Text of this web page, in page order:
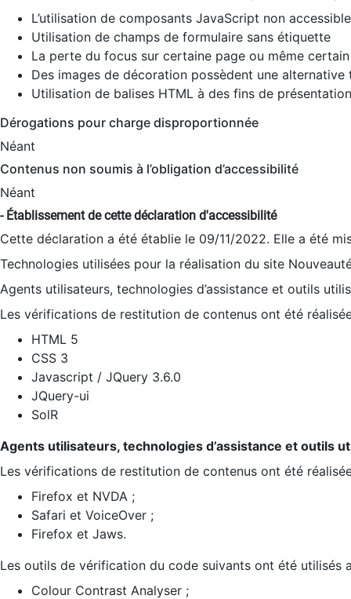
L’utilisation de composants JavaScript non
Utilisation de champs de formulaire sans étiquette
La perte du focus sur certaine page ou même
Des images de décoration possèdent une alternative
Utilisation de balises HTML à des fins de
Dérogations pour charge disproportionnée
Néant
Contenus non soumis à l’obligation d’accessibilité
Néant
- Établissement de cette déclaration d'accessibilité
Cette déclaration a été établie le 09/11/2022. Elle a été
Technologies utilisées pour la réalisation du site
Agents utilisateurs, technologies d’assistance et outils
Les vérifications de restitution de contenus ont été
HTML 5
CSS 3
Javascript / JQuery 3.6.0
JQuery-ui
SolR
Agents utilisateurs, technologies d’assistance et outils
Les vérifications de restitution de contenus ont été
Firefox et NVDA ;
Safari et VoiceOver ;
Firefox et Jaws.
Les outils de vérification du code suivants ont été utilisés
Colour Contrast Analyser ;